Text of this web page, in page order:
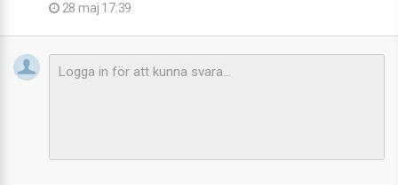
28 maj 17:39